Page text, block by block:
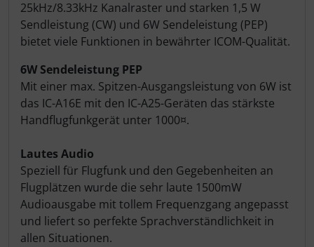
25kHz/8.33kHz Kanalraster und starken 1,5 W
Sendleistung (CW) und 6W Sendeleistung (PEP)
bietet viele Funktionen in bewährter ICOM-Qualität.
6W Sendeleistung PEP
Mit einer max. Spitzen-Ausgangsleistung von 6W ist
das IC-A16E mit den IC-A25-Geräten das stärkste
Handflugfunkgerät unter 1000¤.
Lautes Audio
Speziell für Flugfunk und den Gegebenheiten an
Flugplätzen wurde die sehr laute 1500mW
Audioausgabe mit tollem Frequenzgang angepasst
und liefert so perfekte Sprachverständlichkeit in
allen Situationen.